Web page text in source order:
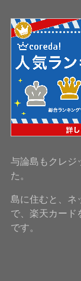
与論島もクレジ
た。
島に住むと、ネ
で、楽天カード
です。